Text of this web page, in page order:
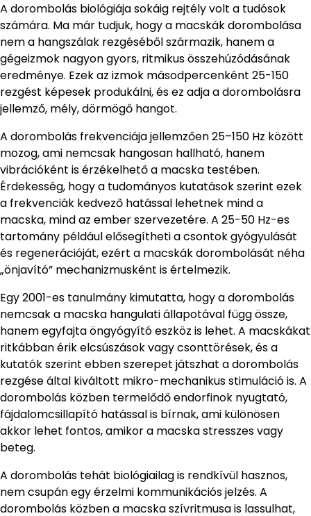
A dorombolás biológiája sokáig rejtély volt a tudósok
számára. Ma már tudjuk, hogy a macskák dorombolása
nem a hangszálak rezgéséből származik, hanem a
gégeizmok nagyon gyors, ritmikus összehúzódásának
eredménye. Ezek az izmok másodpercenként 25-150
rezgést képesek produkálni, és ez adja a dorombolásra
jellemző, mély, dörmögő hangot.
A dorombolás frekvenciája jellemzően 25–150 Hz között
mozog, ami nemcsak hangosan hallható, hanem
vibrációként is érzékelhető a macska testében.
Érdekesség, hogy a tudományos kutatások szerint ezek
a frekvenciák kedvező hatással lehetnek mind a
macska, mind az ember szervezetére. A 25-50 Hz-es
tartomány például elősegítheti a csontok gyógyulását
és regenerációját, ezért a macskák dorombolását néha
„önjavító” mechanizmusként is értelmezik.
Egy 2001-es tanulmány kimutatta, hogy a dorombolás
nemcsak a macska hangulati állapotával függ össze,
hanem egyfajta öngyógyító eszköz is lehet. A macskákat
ritkábban érik elcsúszások vagy csonttörések, és a
kutatók szerint ebben szerepet játszhat a dorombolás
rezgése által kiváltott mikro-mechanikus stimuláció is. A
dorombolás közben termelődő endorfinok nyugtató,
fájdalomcsillapító hatással is bírnak, ami különösen
akkor lehet fontos, amikor a macska stresszes vagy
beteg.
A dorombolás tehát biológiailag is rendkívül hasznos,
nem csupán egy érzelmi kommunikációs jelzés. A
dorombolás közben a macska szívritmusa is lassulhat,